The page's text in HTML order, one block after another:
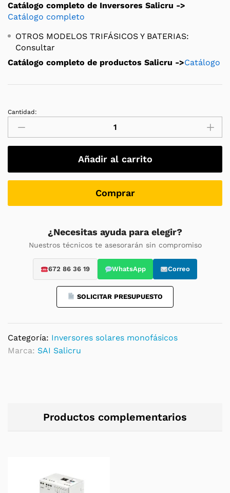
Catálogo completo de Inversores Salicru ->
Catálogo completo
OTROS MODELOS TRIFÁSICOS Y BATERIAS:
Consultar
Catálogo completo de productos Salicru ->Catálogo
Inversor
solar
Salicru
EQX2
SX
3000W
monofásico
quantity
Cantidad:
Añadir al carrito
Comprar
¿Necesitas ayuda para elegir?
Nuestros técnicos te asesorarán sin compromiso
672 86 36 19 WhatsApp Correo
SOLICITAR PRESUPUESTO
Categoría: Inversores solares monofásicos
Marca: SAI Salicru
Productos complementarios